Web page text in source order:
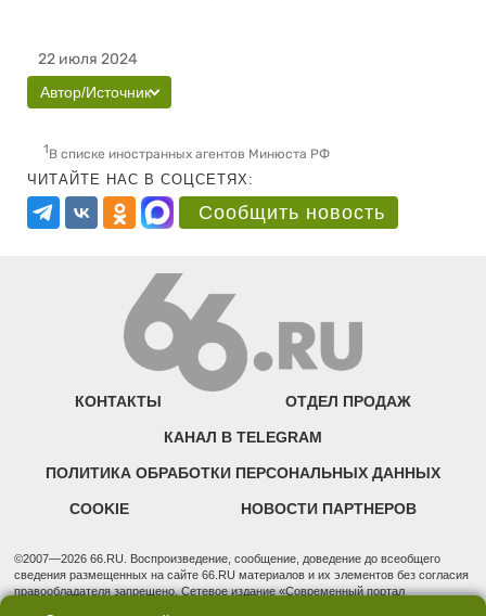
22 июля 2024
Автор/Источник
1В списке иностранных агентов Минюста РФ
ЧИТАЙТЕ НАС В СОЦСЕТЯХ:
Сообщить новость
КОНТАКТЫ ОТДЕЛ ПРОДАЖ
КАНАЛ В TELEGRAM
ПОЛИТИКА ОБРАБОТКИ ПЕРСОНАЛЬНЫХ ДАННЫХ
COOKIE НОВОСТИ ПАРТНЕРОВ
©2007—2026 66.RU. Воспроизведение, сообщение, доведение до всеобщего
сведения размещенных на сайте 66.RU материалов и их элементов без согласия
правообладателя запрещено. Сетевое издание «Современный портал